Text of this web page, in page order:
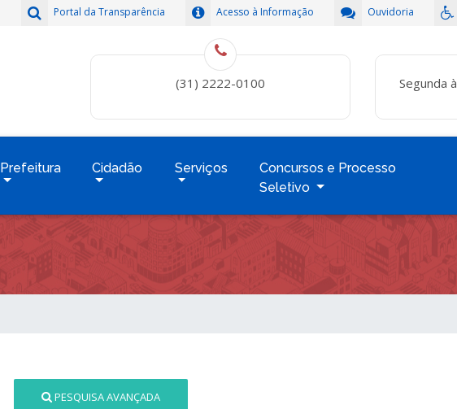
Ouvidoria
Acesso à Informação
Portal da Transparência
(31) 2222-0100
Segunda
Prefeitura Cidadão Serviços
Concursos e Processo
Seletivo
PESQUISA AVANÇADA